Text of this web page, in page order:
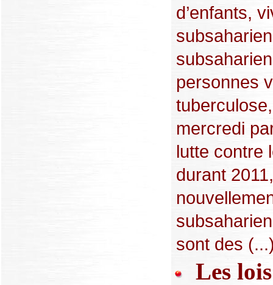
d’enfants,
personnes
mercredi
lutte contre
durant
sont des
Les